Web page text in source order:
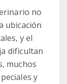
no
ubicación
y el
dificultan
muchos
y